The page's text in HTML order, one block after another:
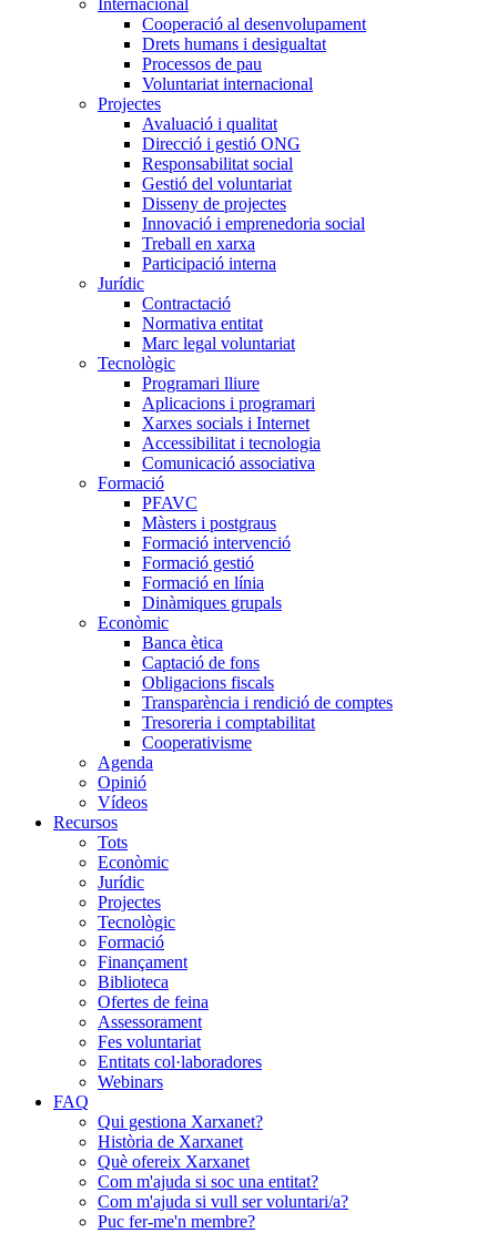
Internacional
Cooperació al desenvolupament
Drets humans i desigualtat
Processos de pau
Voluntariat internacional
Projectes
Avaluació i qualitat
Direcció i gestió ONG
Responsabilitat social
Gestió del voluntariat
Disseny de projectes
Innovació i emprenedoria social
Treball en xarxa
Participació interna
Jurídic
Contractació
Normativa entitat
Marc legal voluntariat
Tecnològic
Programari lliure
Aplicacions i programari
Xarxes socials i Internet
Accessibilitat i tecnologia
Comunicació associativa
Formació
PFAVC
Màsters i postgraus
Formació intervenció
Formació gestió
Formació en línia
Dinàmiques grupals
Econòmic
Banca ètica
Captació de fons
Obligacions fiscals
Transparència i rendició de comptes
Tresoreria i comptabilitat
Cooperativisme
Agenda
Opinió
Vídeos
Recursos
Tots
Econòmic
Jurídic
Projectes
Tecnològic
Formació
Finançament
Biblioteca
Ofertes de feina
Assessorament
Fes voluntariat
Entitats col·laboradores
Webinars
FAQ
Qui gestiona Xarxanet?
Història de Xarxanet
Què ofereix Xarxanet
Com m'ajuda si soc una entitat?
Com m'ajuda si vull ser voluntari/a?
Puc fer-me'n membre?